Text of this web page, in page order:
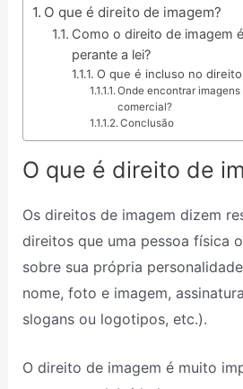
O que é direito de imagem?
Como o direito de imagem
perante a lei?
O que é incluso no
Onde encontrar
comercial?
Conclusão
O que é direito de
Os direitos de imagem dizem
direitos que uma pessoa física
sobre sua própria
nome, foto e imagem,
slogans ou logotipos, etc.).
O direito de imagem é muito